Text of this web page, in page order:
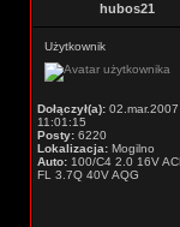
hubos21
Użytkownik
Dołączył(a): 02.mar.2007
11:01:15
Posty: 6220
Lokalizacja: Mogilno
Auto: 100/C4 2.0 16V
FL 3.7Q 40V AQG